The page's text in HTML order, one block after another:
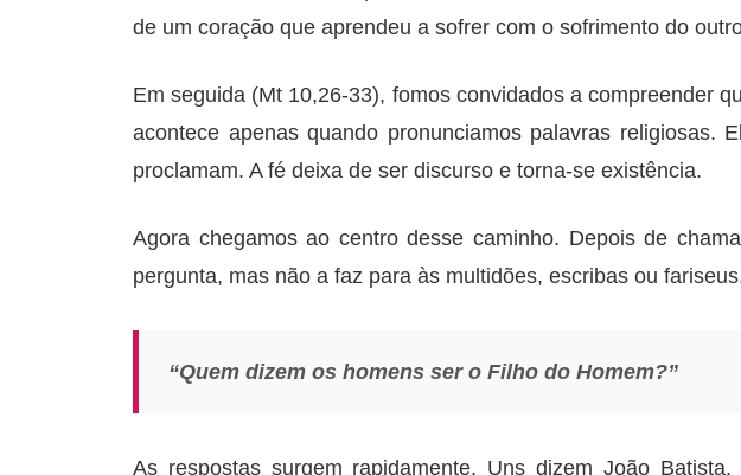
de um coração que aprendeu a sofrer com o sofrimento do
Em seguida (Mt 10,26-33), fomos convidados a compreender
acontece apenas quando pronunciamos palavras religiosas.
proclamam. A fé deixa de ser discurso e torna-se existência.
Agora chegamos ao centro desse caminho. Depois de
pergunta, mas não a faz para às multidões, escribas ou
“Quem dizem os homens ser o Filho do Homem?”
As respostas surgem rapidamente. Uns dizem João